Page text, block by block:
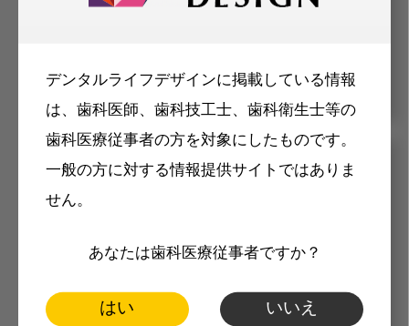
デンタルライフデザインに掲載している情報
は、歯科医師、歯科技工士、歯科衛生士等の
歯科医療従事者の方を対象にしたものです。
一般の方に対する情報提供サイトではありま
せん。
あなたは歯科医療従事者ですか？
はい いいえ
メリット